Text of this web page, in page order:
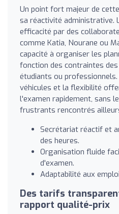
Un point fort majeur de
sa réactivité administrative.
efficacité par des
comme Katia, Nourane ou
capacité à organiser les
fonction des contraintes
étudiants ou
véhicules et la flexibilité
l'examen rapidement, sans
frustrants rencontrés
Secrétariat réactif et
des heures.
Organisation fluide
d'examen.
Adaptabilité aux
Des tarifs
rapport qualité-prix